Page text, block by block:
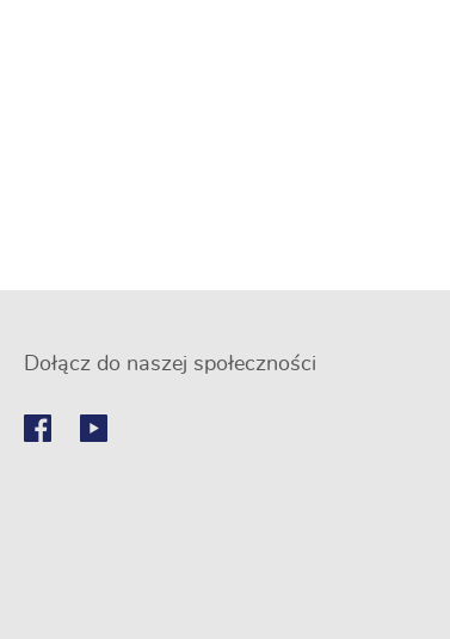
Dołącz do naszej społeczności